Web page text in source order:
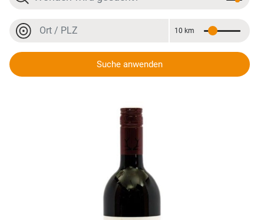
Ort oder PLZ
Entfernung
10 km
Suche anwenden
Zweigelt